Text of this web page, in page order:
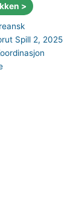
>
Spill 2, 2025